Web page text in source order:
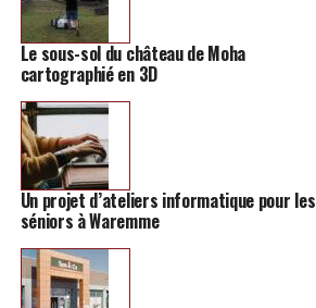
Le sous-sol du château de Moha
cartographié en 3D
Un projet d’ateliers informatique pour les
séniors à Waremme